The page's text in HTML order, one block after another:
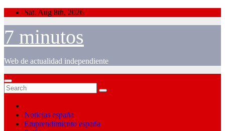
Skip
content
Sat. Aug 8th, 2026
7 minutos
Web de actualidad independiente
Noticias españa
Emprendimiento españa